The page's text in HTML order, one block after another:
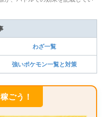
わざ一覧
強いポケモン一覧と対策
ごう！